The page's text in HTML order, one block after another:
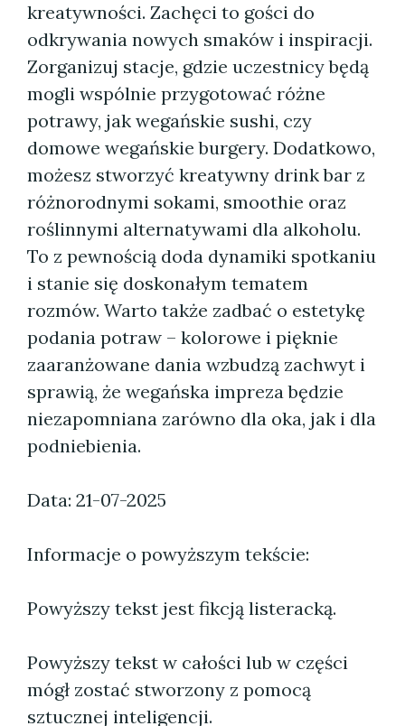
kreatywności. Zachęci to gości do
odkrywania nowych smaków i inspiracji.
Zorganizuj stacje, gdzie uczestnicy będą
mogli wspólnie przygotować różne
potrawy, jak wegańskie sushi, czy
domowe wegańskie burgery. Dodatkowo,
możesz stworzyć kreatywny drink bar z
różnorodnymi sokami, smoothie oraz
roślinnymi alternatywami dla alkoholu.
To z pewnością doda dynamiki spotkaniu
i stanie się doskonałym tematem
rozmów. Warto także zadbać o estetykę
podania potraw – kolorowe i pięknie
zaaranżowane dania wzbudzą zachwyt i
sprawią, że wegańska impreza będzie
niezapomniana zarówno dla oka, jak i dla
podniebienia.
Data: 21-07-2025
Informacje o powyższym tekście:
Powyższy tekst jest fikcją listeracką.
Powyższy tekst w całości lub w części
mógł zostać stworzony z pomocą
sztucznej inteligencji.